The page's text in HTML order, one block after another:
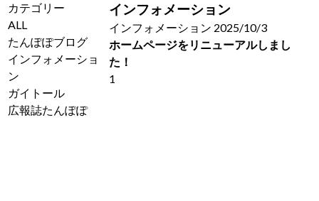
定販売
24時間対
カテゴリー
ALL
たんぽぽブログ
インフォメーショ
ン
ガイトール
広報誌たんぽぽ
インフォメーション
インフォメーション 2025/10/3
ホームページをリニューアルしまし
た！
1